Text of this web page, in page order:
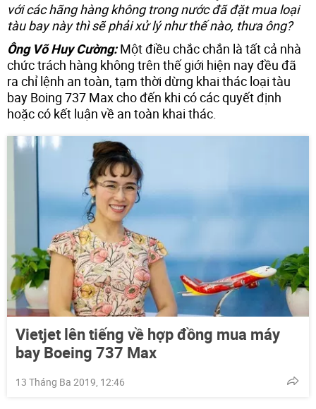
với các hãng hàng không trong nước đã đặt mua loại
tàu bay này thì sẽ phải xử lý như thế nào, thưa ông?
Ông Võ Huy Cường:Một điều chắc chắn là tất cả nhà
chức trách hàng không trên thế giới hiện nay đều đã
ra chỉ lệnh an toàn, tạm thời dừng khai thác loại tàu
bay Boing 737 Max cho đến khi có các quyết định
hoặc có kết luận về an toàn khai thác.
Vietjet lên tiếng về hợp đồng mua máy
bay Boeing 737 Max
13 Tháng Ba 2019, 12:46